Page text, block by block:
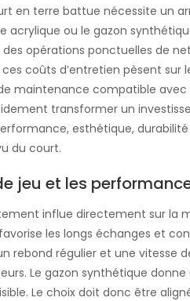
en terre battue nécessite un
acrylique ou le gazon
opérations ponctuelles de
coûts d’entretien pèsent sur
maintenance compatible
transformer un
esthétique,
du court.
jeu et les
influe directement sur la
les longs échanges et
rebond régulier et une vitesse
Le gazon synthétique
Le choix doit donc être